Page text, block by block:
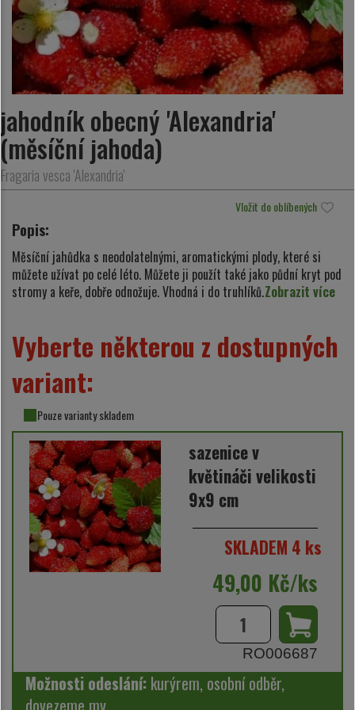
jahodník obecný 'Alexandria'
(měsíční jahoda)
Fragaria vesca 'Alexandria'
Vložit do oblíbených
Popis:
Měsíční jahůdka s neodolatelnými, aromatickými plody, které si
můžete užívat po celé léto. Můžete ji použít také jako půdní kryt pod
stromy a keře, dobře odnožuje. Vhodná i do truhlíků.Zobrazit více
Vyberte některou z dostupných
variant:
Pouze varianty skladem
sazenice v
květináči velikosti
9x9 cm
SKLADEM 4 ks
49,00 Kč/ks
RO006687
Možnosti odeslání: kurýrem, osobní odběr,